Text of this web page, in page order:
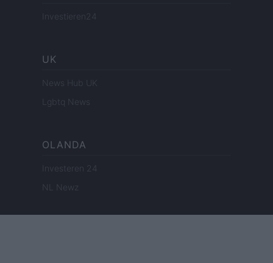
Investieren24
UK
News Hub UK
Lgbtq News
OLANDA
Investeren 24
NL Newz